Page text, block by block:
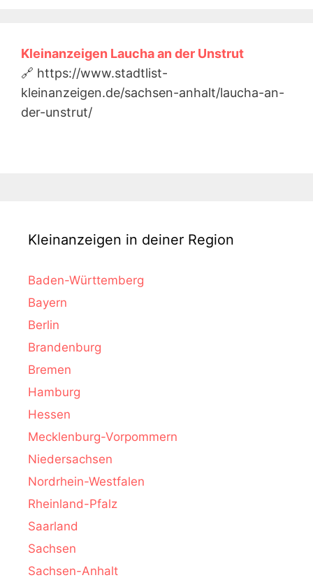
Kleinanzeigen Laucha an der Unstrut
🔗 https://www.stadtlist-
kleinanzeigen.de/sachsen-anhalt/laucha-an-
der-unstrut/
Kleinanzeigen in deiner Region
Baden-Württemberg
Bayern
Berlin
Brandenburg
Bremen
Hamburg
Hessen
Mecklenburg-Vorpommern
Niedersachsen
Nordrhein-Westfalen
Rheinland-Pfalz
Saarland
Sachsen
Sachsen-Anhalt